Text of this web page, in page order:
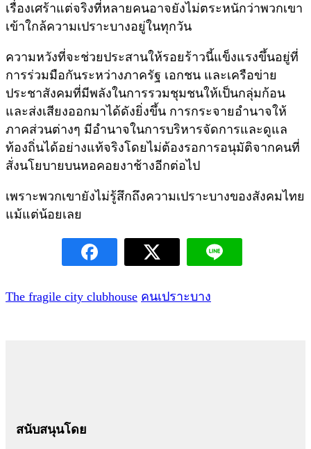
เรื่องเศร้าแต่จริงที่หลายคนอาจยังไม่ตระหนักว่าพวกเขา
เข้าใกล้ความเปราะบางอยู่ในทุกวัน
ความหวังที่จะช่วยประสานให้รอยร้าวนี้แข็งแรงขึ้นอยู่ที่
การร่วมมือกันระหว่างภาครัฐ เอกชน และเครือข่าย
ประชาสังคมที่มีพลังในการรวมชุมชนให้เป็นกลุ่มก้อน
และส่งเสียงออกมาได้ดังยิ่งขึ้น การกระจายอำนาจให้
ภาคส่วนต่างๆ มีอำนาจในการบริหารจัดการและดูแล
ท้องถิ่นได้อย่างแท้จริงโดยไม่ต้องรอการอนุมัติจากคนที่
สั่งนโยบายบนหอคอยงาช้างอีกต่อไป
เพราะพวกเขายังไม่รู้สึกถึงความเปราะบางของสังคมไทย
แม้แต่น้อยเลย
The fragile city clubhouse คนเปราะบาง
สนับสนุนโดย